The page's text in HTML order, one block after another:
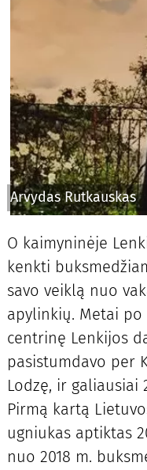
Arvydas Rutkauskas
O kaimyninėje
kenkti
savo veiklą nuo
apylinkių. Metai
centrinę Lenkijos
pasistumdavo per
Lodzę, ir galiausiai
Pirmą kartą
ugniukas aptiktas
nuo 2018 m.